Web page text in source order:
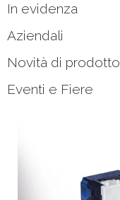
In evidenza
Aziendali
Novità di prodotto
Eventi e Fiere